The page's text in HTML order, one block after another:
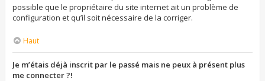
possible que le propriétaire du site internet ait un problème de
configuration et qu’il soit nécessaire de la corriger.
Haut
Je m’étais déjà inscrit par le passé mais ne peux à présent plus
me connecter ?!